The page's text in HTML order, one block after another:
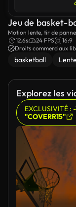
Jeu de basket-
Motion lente, tir de
12.6s
24 FPS
16:9
Droits commerciaux
basketball
Explorez les
EXCLUSIVITÉ :
"COVERR15"